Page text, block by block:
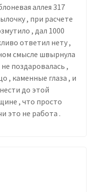
аллея 317
, при расчете
, дал 1000
ответил нету ,
смысле швырнула
поздаровалась ,
, каменные глаза , и
до этой
, что просто
это не работа .